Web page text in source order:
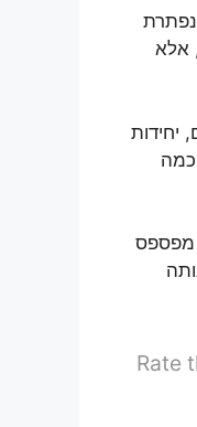
נפתרת
אלא
יחידות
מפספס
Rate